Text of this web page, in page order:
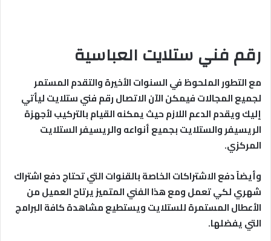
رقم فني ستلايت العباسية
مع التطور الملحوظ في السنوات الأخيرة والتقدم المستمر
لجميع المجالات فيمكن الآن الاتصال رقم فني ستلايت ليأتي
إليك ويقدم الدعم اللازم حيث يمكنه القيام بالتركيب لأجهزة
الريسيفر والستلايت بجميع أنواعه والريسيفر الستلايت
المركزي.
وأيضاً دفع الاشتراكات الخاصة بالقنوات التي تحتاج دفع اشتراك
شهري لكي تعمل ومع هذا الفني المتميز يرتاح العميل من
الأعطال المستمرة للستلايت ويستطيع مشاهدة كافة البرامج
التي يفضلها.